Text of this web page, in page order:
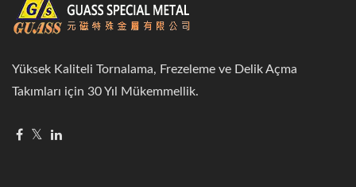
Yüksek Kaliteli Tornalama, Frezeleme ve Delik Açma
Takımları için 30 Yıl Mükemmellik.